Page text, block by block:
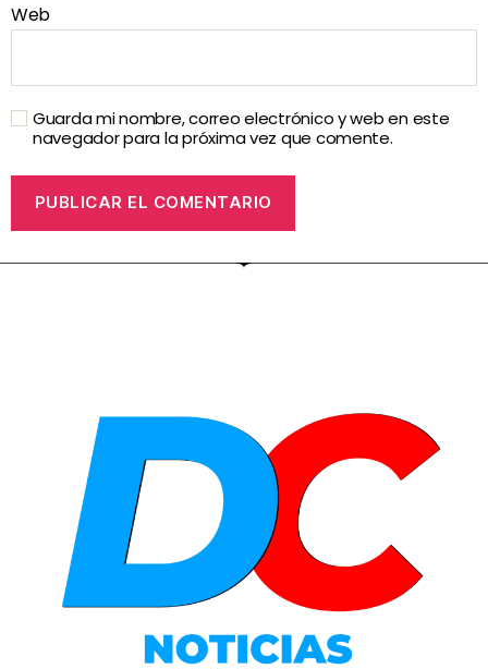
Web
Guarda mi nombre, correo electrónico y web en este
navegador para la próxima vez que comente.